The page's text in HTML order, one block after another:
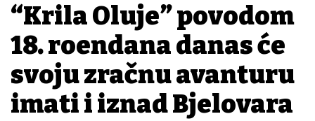
“Krila Oluje” povodom
18. rođendana danas će
svoju zračnu avanturu
imati i iznad Bjelovara